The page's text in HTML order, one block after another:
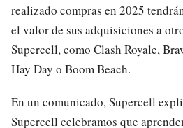
realizado compras en 2025
el valor de sus adquisiciones a
Supercell, como Clash Royale,
Hay Day o Boom Beach.
En un comunicado, Supercell
Supercell celebramos que